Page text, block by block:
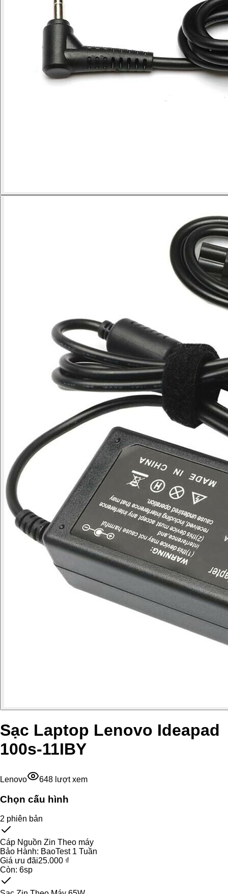
Sạc Laptop Lenovo Ideapad
100s-11IBY
Lenovo 648 lượt xem
Chọn cấu hình
2 phiên bản
Cáp Nguồn Zin Theo máy
Bảo Hành: BaoTest 1 Tuần
Giá ưu đãi25.000 ₫
Còn: 6sp